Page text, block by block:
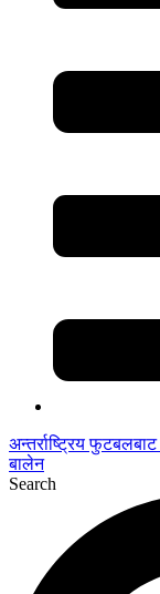
अन्तर्राष्ट्रिय फुटबलबाट
बालेन
Search